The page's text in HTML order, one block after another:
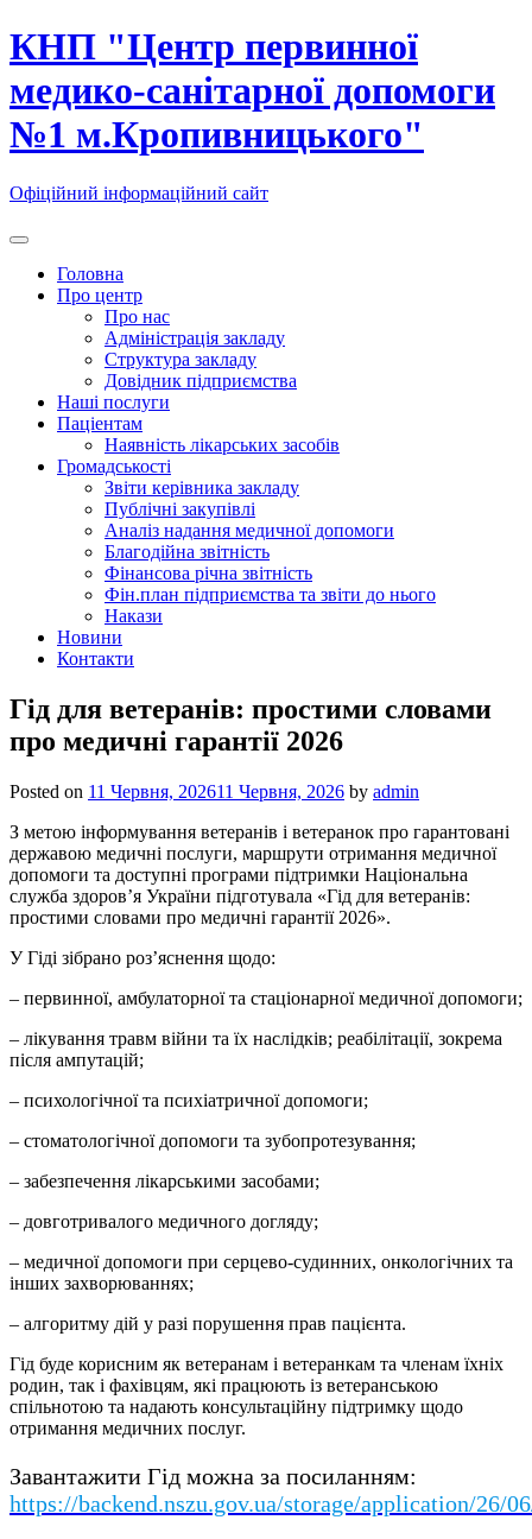
Skip
to
КНП "Центр первинної
медико-санітарної допомоги
№1 м.Кропивницького"
Офіційний інформаційний сайт
Головна
Про центр
Про нас
Адміністрація закладу
Структура закладу
Довідник підприємства
Наші послуги
Паціентам
Наявність лікарських засобів
Громадськості
Звіти керівника закладу
Публічні закупівлі
Аналіз надання медичної допомоги
Благодійна звітність
Фінансова річна звітність
Фін.план підприємства та звіти до нього
Накази
Новини
Контакти
Гід для ветеранів: простими словами
про медичні гарантії 2026
Posted on 11 Червня, 202611 Червня, 2026 by admin
З метою інформування ветеранів і ветеранок про гарантовані
державою медичні послуги, маршрути отримання медичної
допомоги та доступні програми підтримки Національна
служба здоров’я України підготувала «Гід для ветеранів:
простими словами про медичні гарантії 2026».
У Гіді зібрано роз’яснення щодо:
– первинної, амбулаторної та стаціонарної медичної допомоги;
– лікування травм війни та їх наслідків; реабілітації, зокрема
після ампутацій;
– психологічної та психіатричної допомоги;
– стоматологічної допомоги та зубопротезування;
– забезпечення лікарськими засобами;
– довготривалого медичного догляду;
– медичної допомоги при серцево-судинних, онкологічних та
інших захворюваннях;
– алгоритму дій у разі порушення прав пацієнта.
Гід буде корисним як ветеранам і ветеранкам та членам їхніх
родин, так і фахівцям, які працюють із ветеранською
спільнотою та надають консультаційну підтримку щодо
отримання медичних послуг.
Завантажити Гід можна за посиланням:
https://backend.nszu.gov.ua/storage/application/